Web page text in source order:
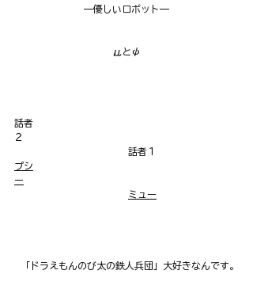
—優しいロボット—
μとψ
話者
２
話者１
プシ
ー
ミュー
「ドラえもんのび太の鉄人兵団」大好きなんです。